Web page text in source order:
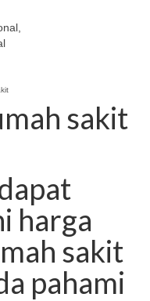
sakit
harga
sakit
pahami